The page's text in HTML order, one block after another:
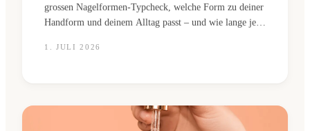
grossen Nagelformen-Typcheck, welche Form zu deiner
Handform und deinem Alltag passt – und wie lange jede
1. JULI 2026